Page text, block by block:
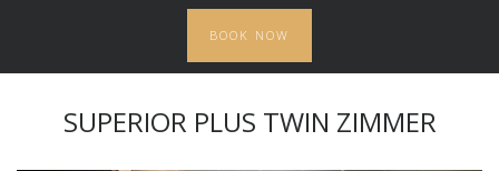
BOOK NOW
SUPERIOR PLUS TWIN ZIMMER